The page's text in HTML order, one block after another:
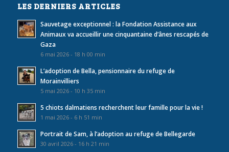
LES DERNIERS ARTICLES
Sauvetage exceptionnel : la Fondation Assistance aux
Animaux va accueillir une cinquantaine d’ânes rescapés de
Gaza
6 mai 2026 - 18 h 00 min
L’adoption de Bella, pensionnaire du refuge de
Morainvilliers
5 mai 2026 - 10 h 35 min
5 chiots dalmatiens recherchent leur famille pour la vie !
1 mai 2026 - 6 h 51 min
Portrait de Sam, à l’adoption au refuge de Bellegarde
30 avril 2026 - 16 h 21 min